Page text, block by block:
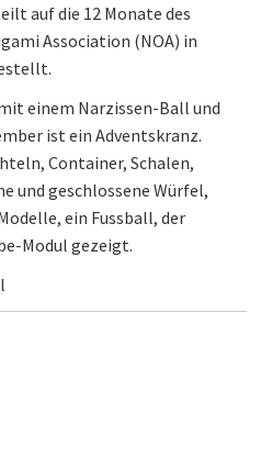
auf die 12 Monate des
Association (NOA) in
einem Narzissen-Ball und
ist ein Adventskranz.
Container, Schalen,
und geschlossene Würfel,
ein Fussball, der
Modul gezeigt.